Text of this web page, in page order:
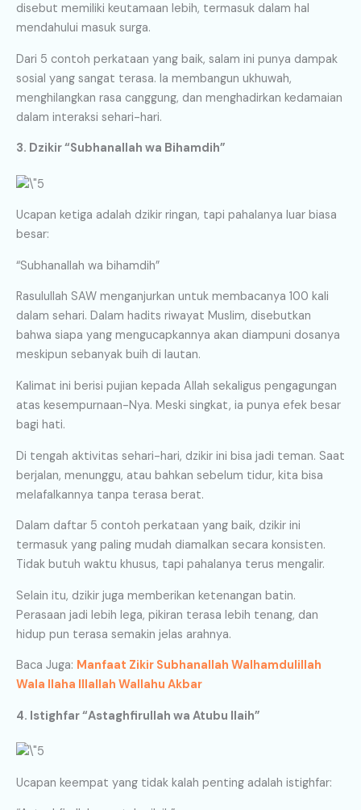
disebut memiliki keutamaan lebih, termasuk dalam hal
mendahului masuk surga.
Dari 5 contoh perkataan yang baik, salam ini punya dampak
sosial yang sangat terasa. Ia membangun ukhuwah,
menghilangkan rasa canggung, dan menghadirkan kedamaian
dalam interaksi sehari-hari.
3. Dzikir “Subhanallah wa Bihamdih”
Ucapan ketiga adalah dzikir ringan, tapi pahalanya luar biasa
besar:
“Subhanallah wa bihamdih”
Rasulullah SAW menganjurkan untuk membacanya 100 kali
dalam sehari. Dalam hadits riwayat Muslim, disebutkan
bahwa siapa yang mengucapkannya akan diampuni dosanya
meskipun sebanyak buih di lautan.
Kalimat ini berisi pujian kepada Allah sekaligus pengagungan
atas kesempurnaan-Nya. Meski singkat, ia punya efek besar
bagi hati.
Di tengah aktivitas sehari-hari, dzikir ini bisa jadi teman. Saat
berjalan, menunggu, atau bahkan sebelum tidur, kita bisa
melafalkannya tanpa terasa berat.
Dalam daftar 5 contoh perkataan yang baik, dzikir ini
termasuk yang paling mudah diamalkan secara konsisten.
Tidak butuh waktu khusus, tapi pahalanya terus mengalir.
Selain itu, dzikir juga memberikan ketenangan batin.
Perasaan jadi lebih lega, pikiran terasa lebih tenang, dan
hidup pun terasa semakin jelas arahnya.
Baca Juga: Manfaat Zikir Subhanallah Walhamdulillah
Wala Ilaha Illallah Wallahu Akbar
4. Istighfar “Astaghfirullah wa Atubu Ilaih”
Ucapan keempat yang tidak kalah penting adalah istighfar: